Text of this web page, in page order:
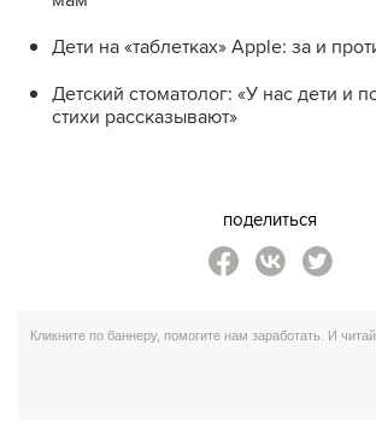
Дети на «таблетках» Apple: за и
Детский стоматолог: «У нас дети и
стихи рассказывают»
поделиться